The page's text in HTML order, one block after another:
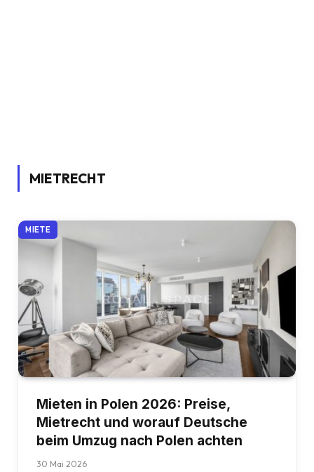
MIETRECHT
MIETE
Mieten in Polen 2026: Preise,
Mietrecht und worauf Deutsche
beim Umzug nach Polen achten
30 Mai 2026